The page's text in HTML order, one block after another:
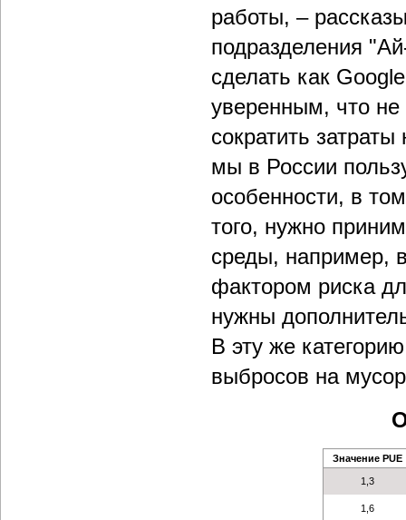
работы, –
подразделения
сделать как
уверенным, что не
сократить
мы в России
особенности, в
того, нужно
среды, например,
фактором риска
нужны
В эту же
выбросов на
Значение PUE
1,3
1,6